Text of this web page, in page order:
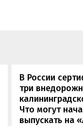
В России
три
Что могут
выпускать на